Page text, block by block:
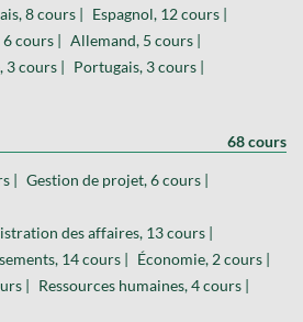
8 cours | Espagnol, 12 cours |
cours | Allemand, 5 cours |
3 cours | Portugais, 3 cours |
68 cours
| Gestion de projet, 6 cours |
des affaires, 13 cours |
14 cours | Économie, 2 cours |
| Ressources humaines, 4 cours |